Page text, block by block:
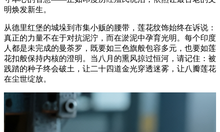
明焕发新生。
从德里红堡的城垛到市集小贩的腰带，莲花纹饰始终在诉说：
真正的力量不在于对抗泥泞，而在淤泥中孕育光明。每个印度
人都是未完成的曼荼罗，既要如三色旗般包容多元，也要如莲
花扣般保持内核的澄明。当八月的熏风掠过恒河，请记住：被
践踏的种子终会破土，让二十四道金光穿透迷雾，让八瓣莲花
在尘世绽放。